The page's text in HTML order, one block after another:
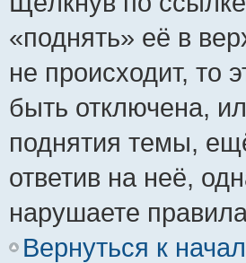
«поднять» её в
не происходит, то
быть отключена,
поднятия темы,
ответив на неё,
нарушаете
Вернуться к